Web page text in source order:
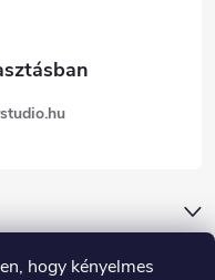
hogy kényelmes